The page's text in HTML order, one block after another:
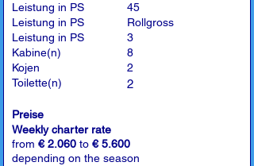
Leistung in PS
Leistung in PS
Leistung in PS
Kabine(n)
Kojen
Toilette(n)
45
Rollgross
3
8
2
2
Preise
Weekly charter rate
from € 2.060 to € 5.600
depending on the season